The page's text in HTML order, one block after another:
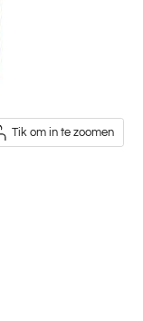
Tik om in te zoomen